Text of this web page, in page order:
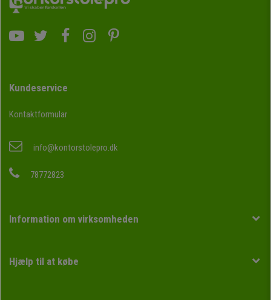
Kundeservice
Kontaktformular
info@kontorstolepro.dk
78772823
Information om virksomheden
Hjælp til at købe